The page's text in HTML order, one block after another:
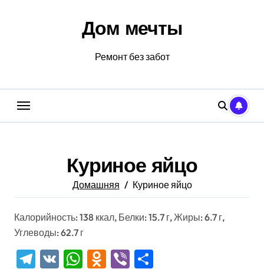
Дом мечты
Ремонт без забот
Куриное яйцо
Домашняя Куриное яйцо
Калорийность: 138 ккал, Белки: 15.7 г, Жиры: 6.7 г,
Углеводы: 62.7 г
Telegram
VK WhatsApp
Odnoklassniki
Viber